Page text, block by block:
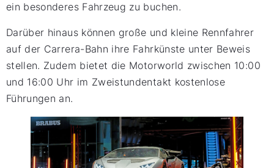
ein besonderes Fahrzeug zu buchen.
Darüber hinaus können große und kleine Rennfahrer
auf der Carrera-Bahn ihre Fahrkünste unter Beweis
stellen. Zudem bietet die Motorworld zwischen 10:00
und 16:00 Uhr im Zweistundentakt kostenlose
Führungen an.